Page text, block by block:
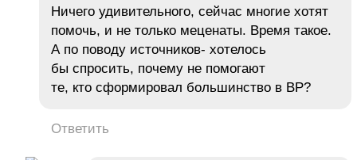
Ничего удивительного, сейчас многие хотят
помочь, и не только меценаты. Время такое.
А по поводу источников- хотелось
бы спросить, почему не помогают
те, кто сформировал большинство в ВР?
Ответить